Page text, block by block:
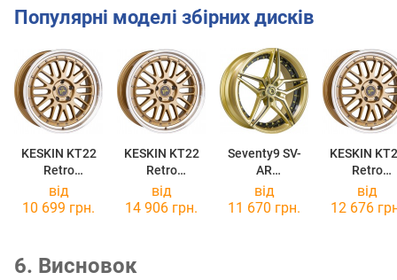
Популярні моделі збірних дисків
KESKIN KT22
Retro
8x18/5x100 ET30 DIA57,1
KESKIN KT22
Retro
8,5x20/5x112 ET30 DIA72,6
Seventy9 SV-
AR
9x20/5x112 ET25 DIA66,6
KESKIN
Retro
8,5x19/
від
10 699 грн.
від
14 906 грн.
від
11 670 грн.
від
12 676
6. Висновок